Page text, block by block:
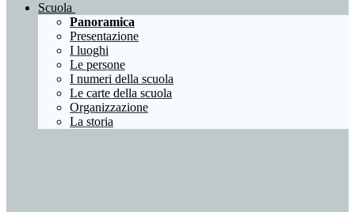
Scuola
Panoramica
Presentazione
I luoghi
Le persone
I numeri della scuola
Le carte della scuola
Organizzazione
La storia